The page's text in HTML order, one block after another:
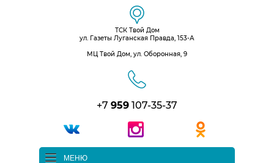
ТСК Твой Дом
ул. Газеты Луганская Правда, 153-А
МЦ Твой Дом, ул. Оборонная, 9
+7 959 107-35-37
МЕНЮ